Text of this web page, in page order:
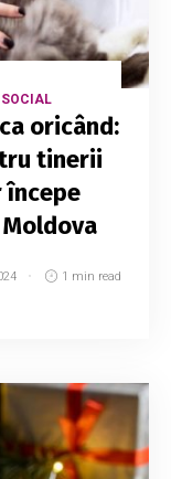
SOCIAL
oricând:
tinerii
1 min read